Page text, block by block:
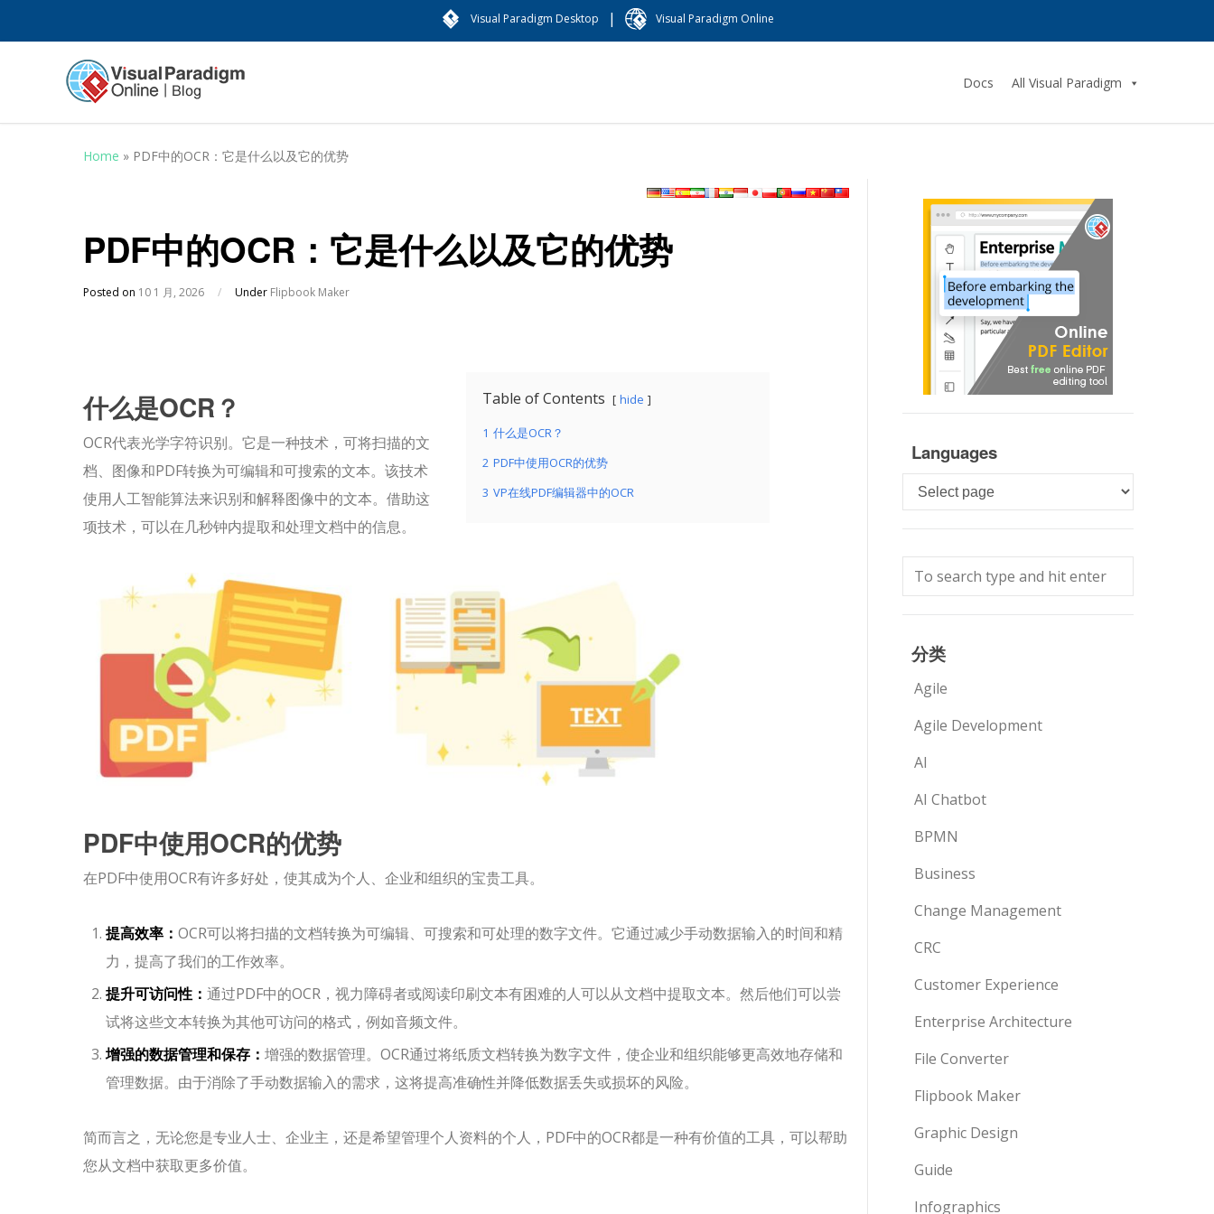
Visual Paradigm Desktop | Visual Paradigm Online
Docs All Visual Paradigm
Home » PDF中的OCR：它是什么以及它的优势
PDF中的OCR：它是什么以及它的优势
Posted on 10 1 月, 2026 / Under Flipbook Maker
Table of Contents hide
1 什么是OCR？
2 PDF中使用OCR的优势
3 VP在线PDF编辑器中的OCR
什么是OCR？
OCR代表光学字符识别。它是一种技术，可将扫描的文
档、图像和PDF转换为可编辑和可搜索的文本。该技术
使用人工智能算法来识别和解释图像中的文本。借助这
项技术，可以在几秒钟内提取和处理文档中的信息。
PDF中使用OCR的优势
在PDF中使用OCR有许多好处，使其成为个人、企业和组织的宝贵工具。
提高效率： OCR可以将扫描的文档转换为可编辑、可搜索和可处理的数字文件。它通过减少手动数据输入的时间和精
力，提高了我们的工作效率。
提升可访问性： 通过PDF中的OCR，视力障碍者或阅读印刷文本有困难的人可以从文档中提取文本。然后他们可以尝
试将这些文本转换为其他可访问的格式，例如音频文件。
增强的数据管理和保存： 增强的数据管理。OCR通过将纸质文档转换为数字文件，使企业和组织能够更高效地存储和
管理数据。由于消除了手动数据输入的需求，这将提高准确性并降低数据丢失或损坏的风险。
简而言之，无论您是专业人士、企业主，还是希望管理个人资料的个人，PDF中的OCR都是一种有价值的工具，可以帮助
您从文档中获取更多价值。
Languages
Languages
分类
Agile
Agile Development
AI
AI Chatbot
BPMN
Business
Change Management
CRC
Customer Experience
Enterprise Architecture
File Converter
Flipbook Maker
Graphic Design
Guide
Infographics